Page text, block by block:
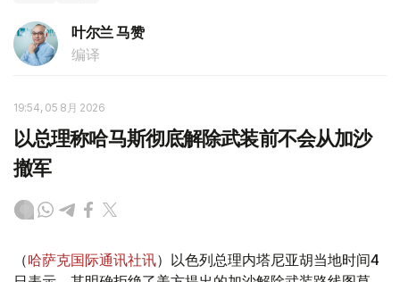
叶尔兰 马赞
编译
19:54, 05 8月 2026
以总理称哈马斯彻底解除武装前不会从加沙
撤军
（哈萨克国际通讯社讯）以色列总理内塔尼亚胡当地时间4